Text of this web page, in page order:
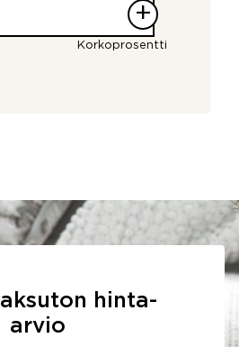
+
Korkoprosentti
hinta-
arvio